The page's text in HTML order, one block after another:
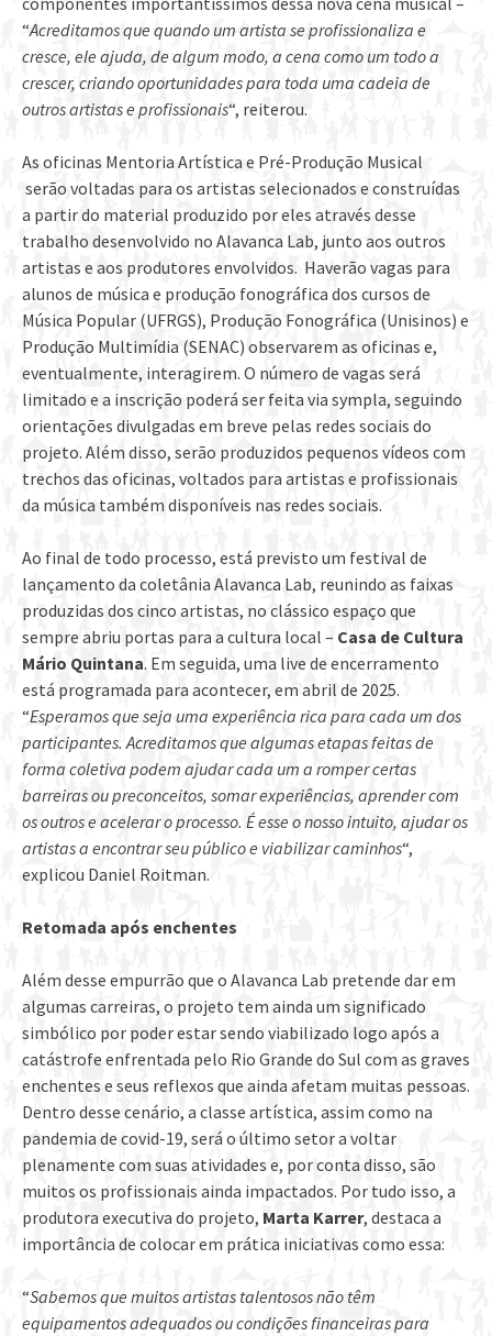
“Acreditamos que quando um artista se profissionaliza e
cresce, ele ajuda, de algum modo, a cena como um todo a
crescer, criando oportunidades para toda uma cadeia de
outros artistas e profissionais“, reiterou.
As oficinas Mentoria Artística e Pré-Produção Musical
serão voltadas para os artistas selecionados e construídas
a partir do material produzido por eles através desse
trabalho desenvolvido no Alavanca Lab, junto aos outros
artistas e aos produtores envolvidos. Haverão vagas para
alunos de música e produção fonográfica dos cursos de
Música Popular (UFRGS), Produção Fonográfica (Unisinos) e
Produção Multimídia (SENAC) observarem as oficinas e,
eventualmente, interagirem. O número de vagas será
limitado e a inscrição poderá ser feita via sympla, seguindo
orientações divulgadas em breve pelas redes sociais do
projeto. Além disso, serão produzidos pequenos vídeos com
trechos das oficinas, voltados para artistas e profissionais
da música também disponíveis nas redes sociais.
Ao final de todo processo, está previsto um festival de
lançamento da coletânia Alavanca Lab, reunindo as faixas
produzidas dos cinco artistas, no clássico espaço que
sempre abriu portas para a cultura local – Casa de Cultura
Mário Quintana. Em seguida, uma live de encerramento
está programada para acontecer, em abril de 2025.
“Esperamos que seja uma experiência rica para cada um dos
participantes. Acreditamos que algumas etapas feitas de
forma coletiva podem ajudar cada um a romper certas
barreiras ou preconceitos, somar experiências, aprender com
os outros e acelerar o processo. É esse o nosso intuito, ajudar os
artistas a encontrar seu público e viabilizar caminhos“,
explicou Daniel Roitman.
Retomada após enchentes
Além desse empurrão que o Alavanca Lab pretende dar em
algumas carreiras, o projeto tem ainda um significado
simbólico por poder estar sendo viabilizado logo após a
catástrofe enfrentada pelo Rio Grande do Sul com as graves
enchentes e seus reflexos que ainda afetam muitas pessoas.
Dentro desse cenário, a classe artística, assim como na
pandemia de covid-19, será o último setor a voltar
plenamente com suas atividades e, por conta disso, são
muitos os profissionais ainda impactados. Por tudo isso, a
produtora executiva do projeto, Marta Karrer, destaca a
importância de colocar em prática iniciativas como essa:
“Sabemos que muitos artistas talentosos não têm
equipamentos adequados ou condições financeiras para